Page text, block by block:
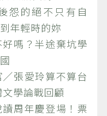
怨的絕不只有自
年輕時的妳
嗎？半途棄坑學
張愛玲算不算台
學論戰回顧
周年慶登場！票